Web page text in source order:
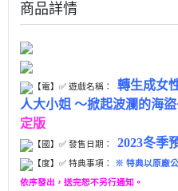
商品詳情
【電】✅ 遊戲名稱： 轉生成女
人大小姐 ～掀起波瀾的海
定版
【國】✅ 發售日期： 2023冬季
【度】✅ 特典事項： ※ 特典以原廠
依序發出，送完恕不另行通知。